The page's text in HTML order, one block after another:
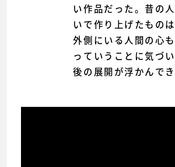
い作品だった。昔の
いで作り上げたもの
外側にいる人間の心
っていうことに気づ
後の展開が浮かんでき